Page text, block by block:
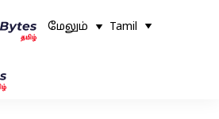
மேலும் Tamil